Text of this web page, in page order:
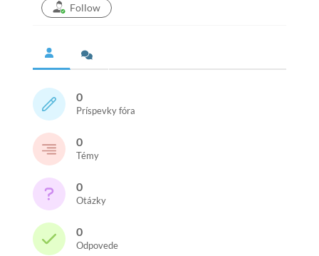
Follow
0
Príspevky fóra
0
Témy
0
Otázky
0
Odpovede